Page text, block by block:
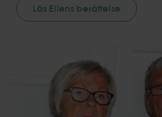
Läs Ellens berättelse